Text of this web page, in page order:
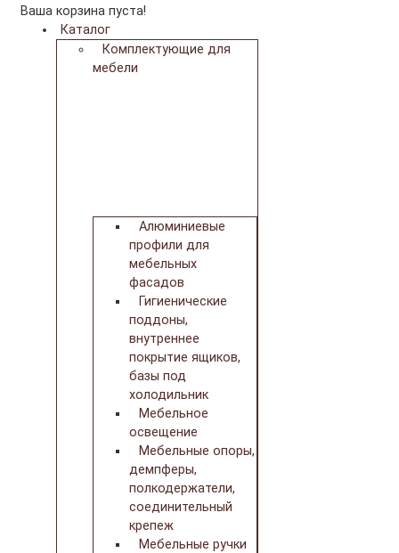
Ваша корзина пуста!
Каталог
Комплектующие для
мебели
Алюминиевые
профили для
мебельных
фасадов
Гигиенические
поддоны,
внутреннее
покрытие ящиков,
базы под
холодильник
Мебельное
освещение
Мебельные опоры,
демпферы,
полкодержатели,
соединительный
крепеж
Мебельные ручки